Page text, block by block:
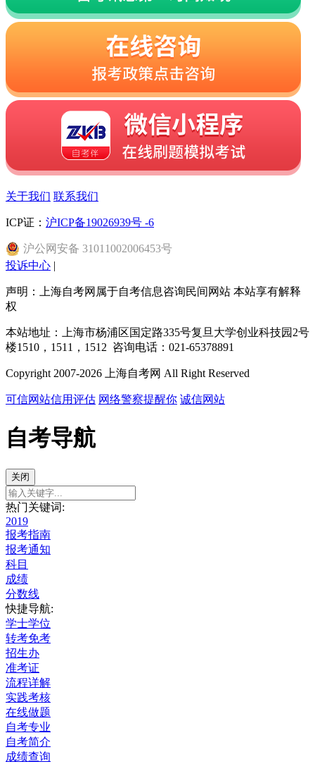
关于我们 联系我们
ICP证： 沪ICP备19026939号 -6
沪公网安备 31011002006453号
投诉中心 |
声明：上海自考网属于自考信息咨询民间网站 本站享有解释
权
本站地址：上海市杨浦区国定路335号复旦大学创业科技园2号
楼1510，1511，1512 咨询电话：021-65378891
Copyright 2007-2026 上海自考网 All Right Reserved
可信网站信用评估 网络警察提醒你 诚信网站
自考导航
关闭
热门关键词:
2019
报考指南
报考通知
科目
成绩
分数线
快捷导航:
学士学位
转考免考
招生办
准考证
流程详解
实践考核
在线做题
自考专业
自考简介
成绩查询